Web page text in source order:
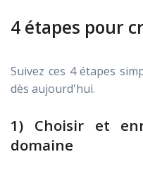
4 étapes pour
Suivez ces 4 étapes
dès aujourd'hui.
1) Choisir et
domaine